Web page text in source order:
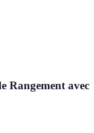
Rangement avec